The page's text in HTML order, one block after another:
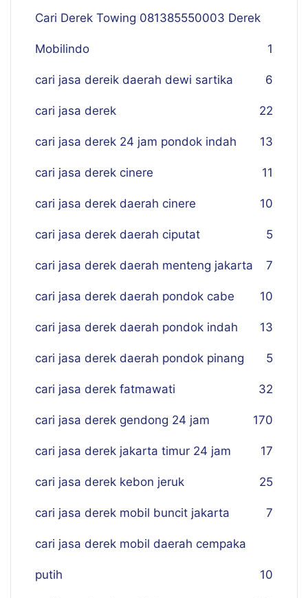
Cari Derek Towing 081385550003 Derek
Mobilindo 1
cari jasa dereik daerah dewi sartika 6
cari jasa derek 22
cari jasa derek 24 jam pondok indah 13
cari jasa derek cinere 11
cari jasa derek daerah cinere 10
cari jasa derek daerah ciputat 5
cari jasa derek daerah menteng jakarta 7
cari jasa derek daerah pondok cabe 10
cari jasa derek daerah pondok indah 13
cari jasa derek daerah pondok pinang 5
cari jasa derek fatmawati 32
cari jasa derek gendong 24 jam 170
cari jasa derek jakarta timur 24 jam 17
cari jasa derek kebon jeruk 25
cari jasa derek mobil buncit jakarta 7
cari jasa derek mobil daerah cempaka
putih 10